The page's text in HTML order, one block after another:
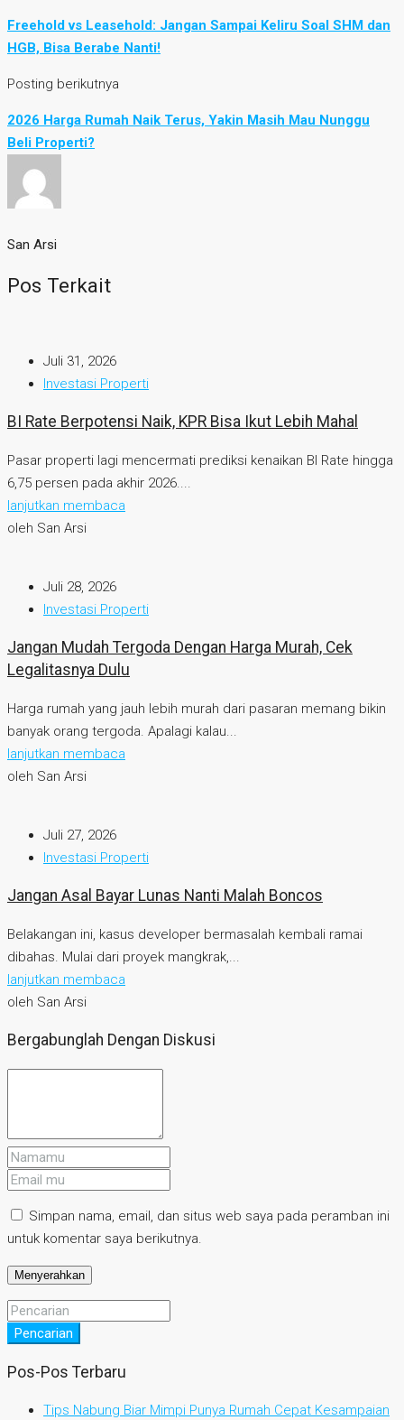
Freehold vs Leasehold: Jangan Sampai Keliru Soal SHM dan
HGB, Bisa Berabe Nanti!
Posting berikutnya
2026 Harga Rumah Naik Terus, Yakin Masih Mau Nunggu
Beli Properti?
San Arsi
Pos Terkait
Juli 31, 2026
Investasi Properti
BI Rate Berpotensi Naik, KPR Bisa Ikut Lebih Mahal
Pasar properti lagi mencermati prediksi kenaikan BI Rate hingga
6,75 persen pada akhir 2026....
lanjutkan membaca
oleh San Arsi
Juli 28, 2026
Investasi Properti
Jangan Mudah Tergoda Dengan Harga Murah, Cek
Legalitasnya Dulu
Harga rumah yang jauh lebih murah dari pasaran memang bikin
banyak orang tergoda. Apalagi kalau...
lanjutkan membaca
oleh San Arsi
Juli 27, 2026
Investasi Properti
Jangan Asal Bayar Lunas Nanti Malah Boncos
Belakangan ini, kasus developer bermasalah kembali ramai
dibahas. Mulai dari proyek mangkrak,...
lanjutkan membaca
oleh San Arsi
Bergabunglah Dengan Diskusi
Simpan nama, email, dan situs web saya pada peramban ini
untuk komentar saya berikutnya.
Pencarian
Pos-Pos Terbaru
Tips Nabung Biar Mimpi Punya Rumah Cepat Kesampaian